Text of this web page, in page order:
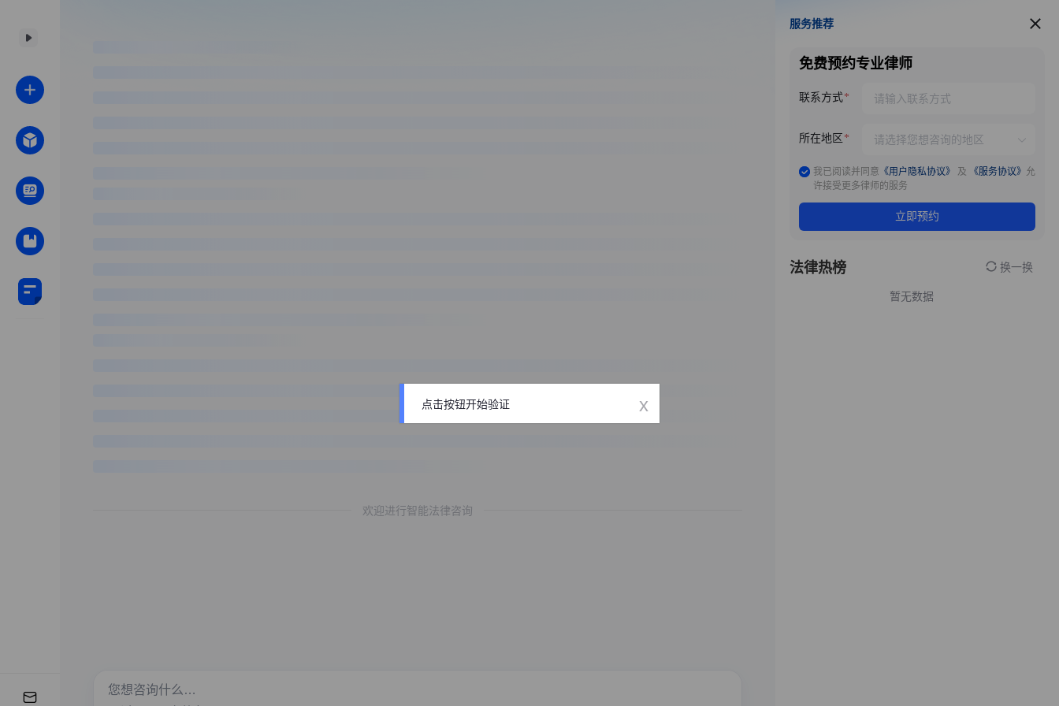
欢迎进行智能法律咨询
服务推荐
服务推荐
免费预约专业律师
联系方式
所在地区
我已阅读并同意 《用户隐私协议》 及 《服务协议》 允
许接受更多律师的服务
立即预约
法律热榜 换一换
暂无数据
点击按钮开始验证 x